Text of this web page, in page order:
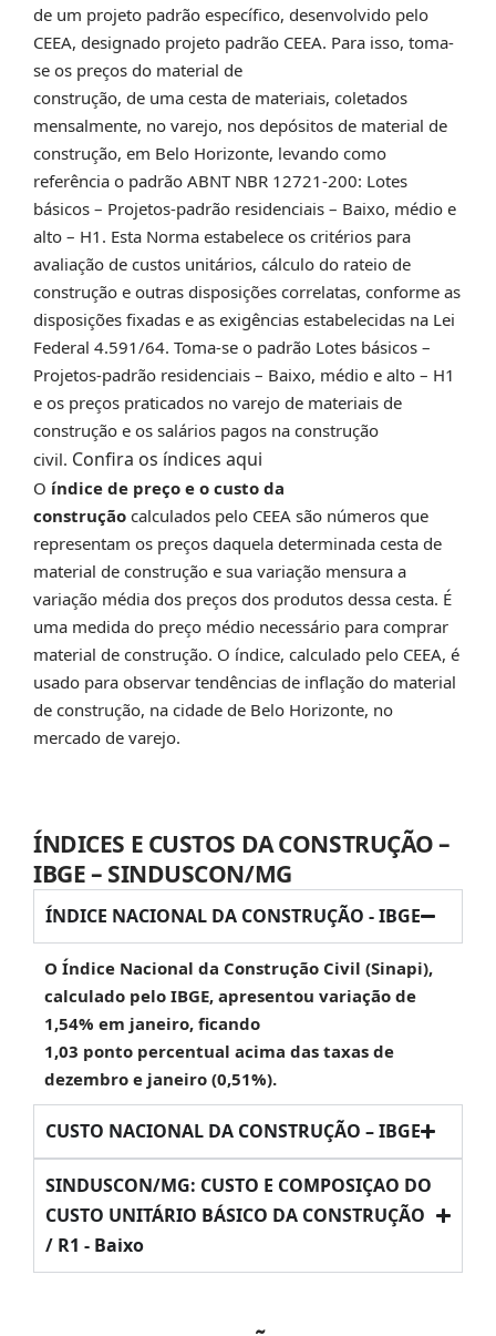
de um projeto padrão específico, desenvolvido pelo
CEEA, designado projeto padrão CEEA. Para isso, toma-
se os preços do material de
construção, de uma cesta de materiais, coletados
mensalmente, no varejo, nos depósitos de material de
construção, em Belo Horizonte, levando como
referência o padrão ABNT NBR 12721-200: Lotes
básicos – Projetos-padrão residenciais – Baixo, médio e
alto – H1. Esta Norma estabelece os critérios para
avaliação de custos unitários, cálculo do rateio de
construção e outras disposições correlatas, conforme as
disposições fixadas e as exigências estabelecidas na Lei
Federal 4.591/64. Toma-se o padrão Lotes básicos –
Projetos-padrão residenciais – Baixo, médio e alto – H1
e os preços praticados no varejo de materiais de
construção e os salários pagos na construção
civil. Confira os índices aqui
O índice de preço e o custo da
construção calculados pelo CEEA são números que
representam os preços daquela determinada cesta de
material de construção e sua variação mensura a
variação média dos preços dos produtos dessa cesta. É
uma medida do preço médio necessário para comprar
material de construção. O índice, calculado pelo CEEA, é
usado para observar tendências de inflação do material
de construção, na cidade de Belo Horizonte, no
mercado de varejo.
ÍNDICES E CUSTOS DA CONSTRUÇÃO –
IBGE – SINDUSCON/MG
ÍNDICE NACIONAL DA CONSTRUÇÃO - IBGE
O Índice Nacional da Construção Civil (Sinapi),
calculado pelo IBGE, apresentou variação de
1,54% em janeiro, ficando
1,03 ponto percentual acima das taxas de
dezembro e janeiro (0,51%).
CUSTO NACIONAL DA CONSTRUÇÃO – IBGE
SINDUSCON/MG: CUSTO E COMPOSIÇAO DO
CUSTO UNITÁRIO BÁSICO DA CONSTRUÇÃO
/ R1 - Baixo